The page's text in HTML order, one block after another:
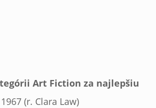
Art Fiction za najlepšiu
(r. Clara Law)